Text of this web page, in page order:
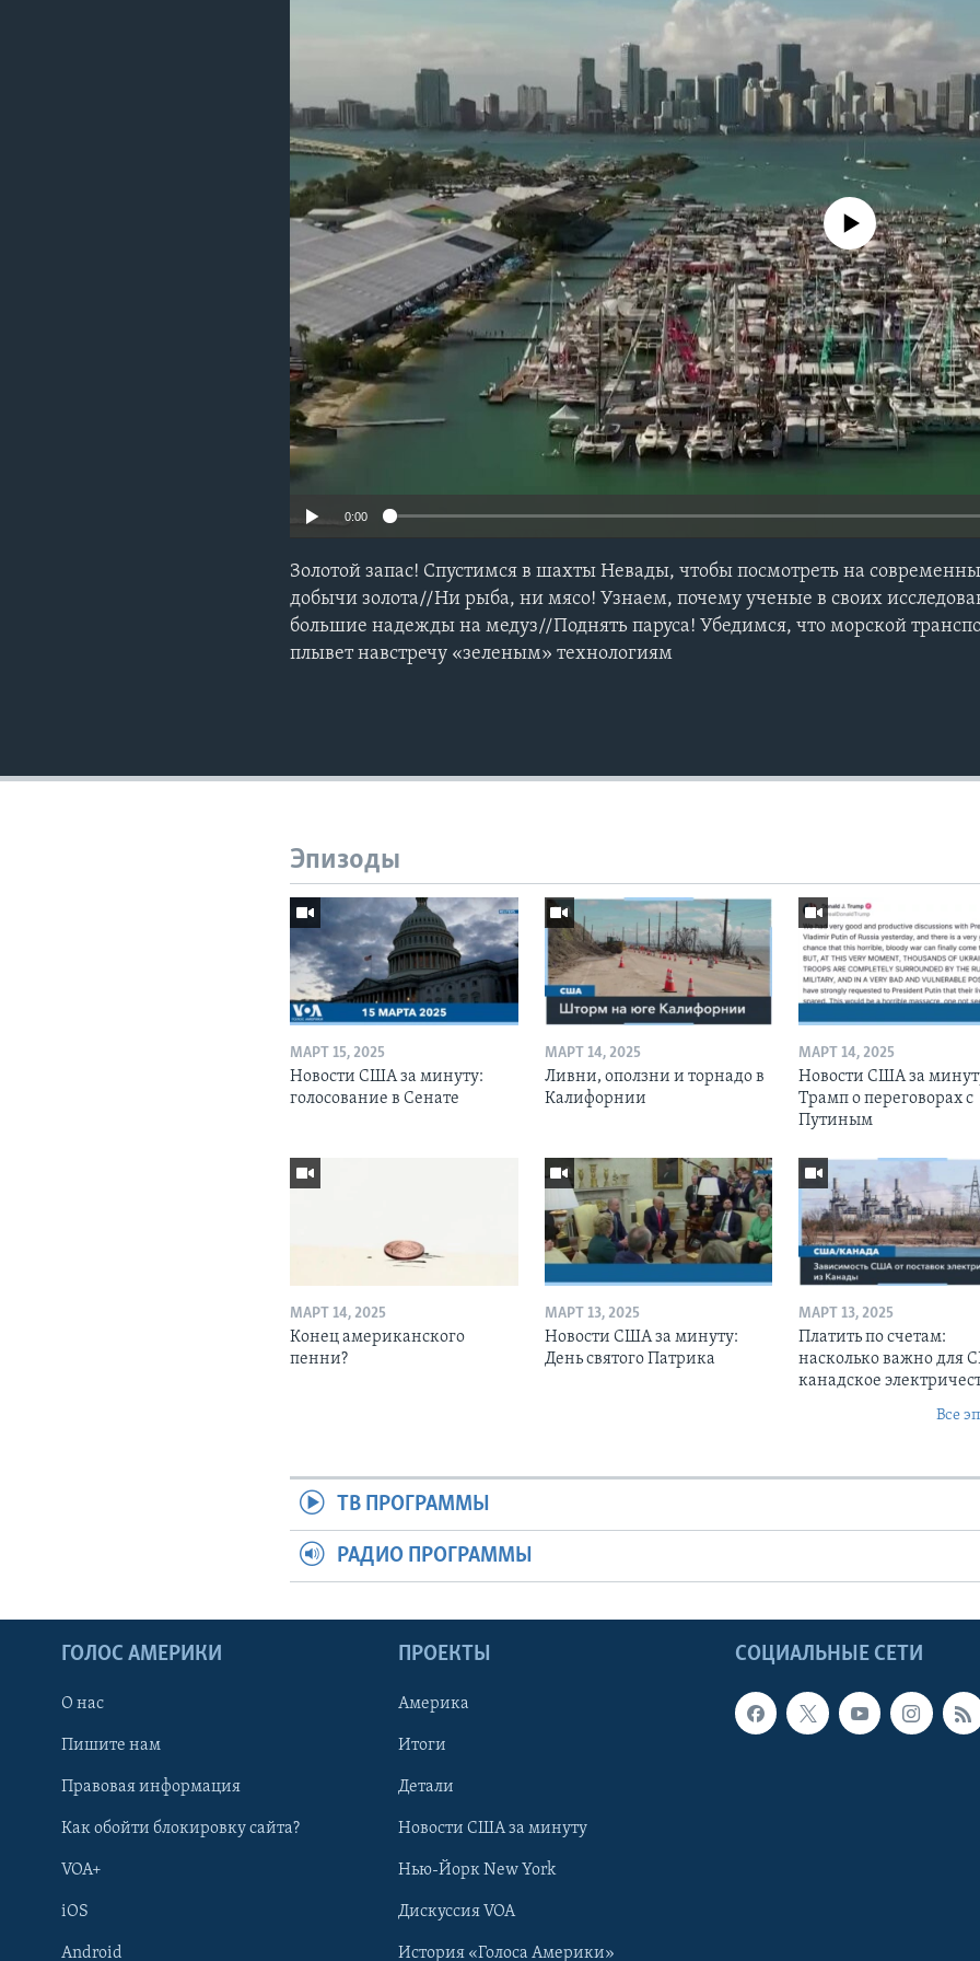
No media source currently
0:00
Золотой запас! Спустимся в шахты Невады, чтобы посмотреть на
добычи золота//Ни рыба, ни мясо! Узнаем, почему ученые в своих
большие надежды на медуз//Поднять паруса! Убедимся, что морской
плывет навстречу «зеленым» технологиям
Эпизоды
МАРТ 15, 2025
Новости США за минуту:
голосование в Сенате
МАРТ 14, 2025
Ливни, оползни и торнадо в
Калифорнии
МАРТ 14, 2025
Новости США за
Трамп о переговорах с
Путиным
МАРТ 14, 2025
Конец американского
пенни?
МАРТ 13, 2025
Новости США за минуту:
День святого Патрика
МАРТ 13, 2025
Платить по счетам:
насколько важно для
канадское
Все
ТВ ПРОГРАММЫ
РАДИО ПРОГРАММЫ
СОЦИАЛЬНЫЕ СЕТИ
ГОЛОС АМЕРИКИ
О нас
Пишите нам
Правовая информация
Как обойти блокировку сайта?
VOA+
iOS
Android
ПРОЕКТЫ
Америка
Итоги
Детали
Новости США за минуту
Нью-Йорк New York
Дискуссия VOA
История «Голоса Америки»